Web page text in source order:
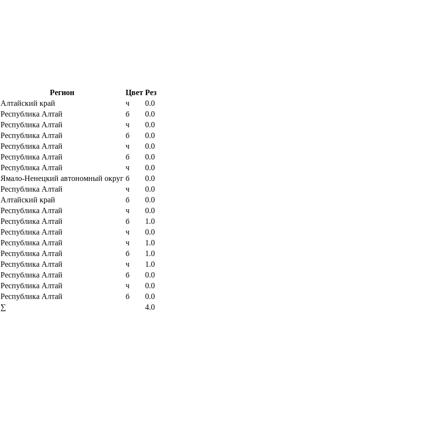
Регион Цвет Рез
Алтайский край ч
0.0
Республика Алтай б
0.0
Республика Алтай ч
0.0
Республика Алтай б
0.0
Республика Алтай ч
0.0
Республика Алтай б
0.0
Республика Алтай ч
0.0
Ямало-Ненецкий автономный округ б
0.0
Республика Алтай ч
0.0
Алтайский край б
0.0
Республика Алтай ч
0.0
Республика Алтай б
1.0
Республика Алтай ч
0.0
Республика Алтай ч
1.0
Республика Алтай б
1.0
Республика Алтай ч
1.0
Республика Алтай б
0.0
Республика Алтай ч
0.0
Республика Алтай б
0.0
∑ 4.0